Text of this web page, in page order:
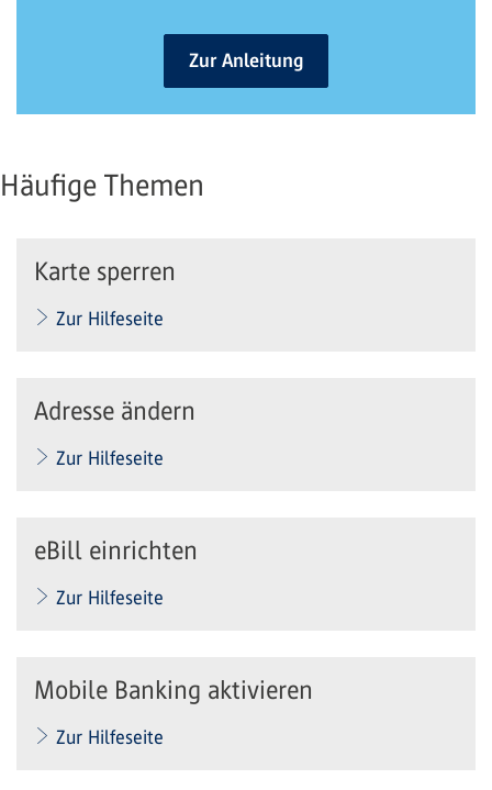
Zur Anleitung
Häufige Themen
Karte sperren
Zur Hilfeseite
Adresse ändern
Zur Hilfeseite
eBill einrichten
Zur Hilfeseite
Mobile Banking aktivieren
Zur Hilfeseite